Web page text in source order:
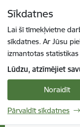
Sīkdatnes
Lai šī tīmekļvietne
sīkdatnes. Ar Jūsu
izmantotas
Lūdzu, atzīmējiet
Noraidīt
Pārvaldīt sīkdatnes